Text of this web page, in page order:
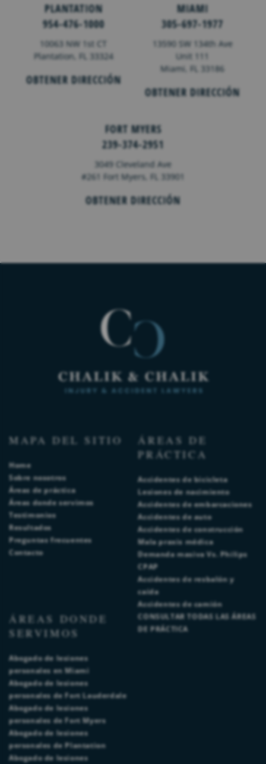
PLANTATION
954-476-1000
10063 NW 1st CT
Plantation, FL 33324
OBTENER DIRECCIÓN
MIAMI
305-697-1977
13590 SW 134th Ave
Unit 111
Miami, FL 33186
OBTENER DIRECCIÓN
FORT MYERS
239-374-2951
3049 Cleveland Ave
#261 Fort Myers, FL 33901
OBTENER DIRECCIÓN
MAPA DEL SITIO
Home
Sobre nosotros
Áreas de práctica
Áreas donde servimos
Testimonios
Resultados
Preguntas frecuentes
Contacto
ÁREAS DE
PRÁCTICA
Accidentes de bicicleta
Lesiones de nacimiento
Accidentes de embarcaciones
Accidentes de auto
Accidentes de construcción
Mala praxis médica
Demanda masiva Vs. Philips
CPAP
Accidentes de resbalón y
caída
Accidentes de camión
CONSULTAR TODAS LAS ÁREAS
DE PRÁCTICA
ÁREAS DONDE
SERVIMOS
Abogado de lesiones
personales en Miami
Abogado de lesiones
personales de Fort Lauderdale
Abogado de lesiones
personales de Fort Myers
Abogado de lesiones
personales de Plantation
Abogado de lesiones